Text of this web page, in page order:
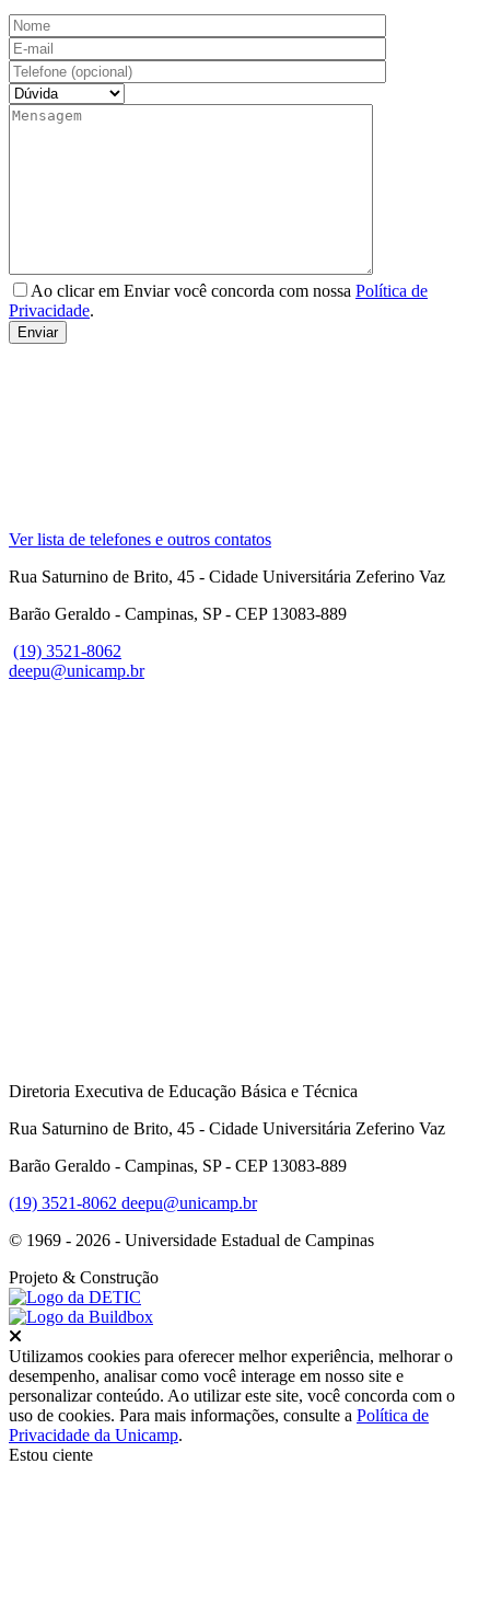
Ao clicar em Enviar você concorda com nossa Política de
Privacidade.
Ver lista de telefones e outros contatos
Rua Saturnino de Brito, 45 - Cidade Universitária Zeferino Vaz
Barão Geraldo - Campinas, SP - CEP 13083-889
(19) 3521-8062
deepu@unicamp.br
Diretoria Executiva de Educação Básica e Técnica
Rua Saturnino de Brito, 45 - Cidade Universitária Zeferino Vaz
Barão Geraldo - Campinas, SP - CEP 13083-889
(19) 3521-8062 deepu@unicamp.br
© 1969 - 2026 - Universidade Estadual de Campinas
Projeto & Construção
Utilizamos cookies para oferecer melhor experiência, melhorar o
desempenho, analisar como você interage em nosso site e
personalizar conteúdo. Ao utilizar este site, você concorda com o
uso de cookies. Para mais informações, consulte a Política de
Privacidade da Unicamp.
Estou ciente